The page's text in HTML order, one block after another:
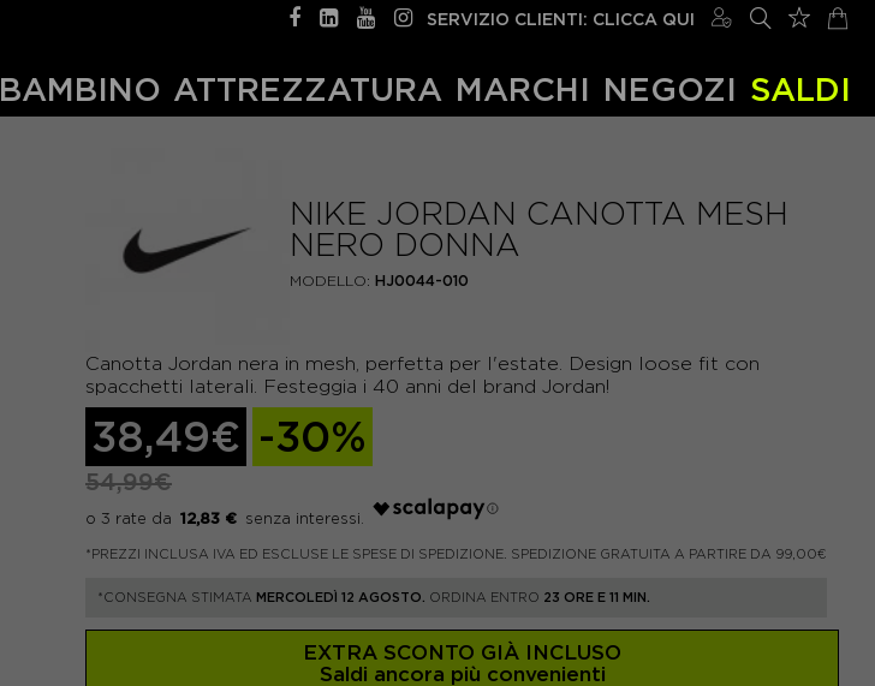
SERVIZIO CLIENTI: CLICCA QUI
BAMBINO ATTREZZATURA MARCHI NEGOZI SALDI
NIKE JORDAN CANOTTA MESH
NERO DONNA
MODELLO: HJ0044-010
Canotta Jordan nera in mesh, perfetta per l'estate. Design loose fit con
spacchetti laterali. Festeggia i 40 anni del brand Jordan!
38,49€ -30%
54,99€
12,83 €
*PREZZI INCLUSA IVA ED ESCLUSE LE SPESE DI SPEDIZIONE. SPEDIZIONE GRATUITA A PARTIRE DA 99,00€
*CONSEGNA STIMATA MERCOLEDÌ 12 AGOSTO. ORDINA ENTRO 23 ORE E 11 MIN.
EXTRA SCONTO GIÀ INCLUSO
Saldi ancora più convenienti